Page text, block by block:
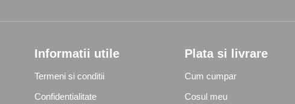
Informatii utile
Termeni si conditii
Confidentialitate
Plata si livrare
Cum cumpar
Cosul meu